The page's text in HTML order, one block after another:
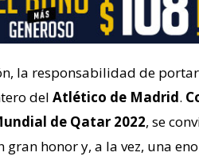
la responsabilidad de
del Atlético de Madrid.
de Qatar 2022, se
gran honor y, a la vez, una